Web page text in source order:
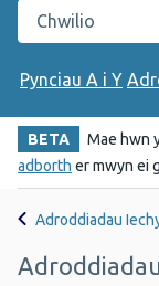
Chwilio gwefan
Pynciau A i Y
BETA
Mae hwn
adborth er mwyn ei
Adroddiadau